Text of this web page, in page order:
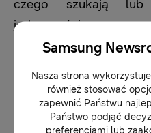
czego szukają
jednocześnie
wykonywanych przez
poleceniem można
zrobione w
nowym albumie
Samsung
Nasza strona
również stosować
zapewnić Państwu
Państwo podjąć
preferencjami lub